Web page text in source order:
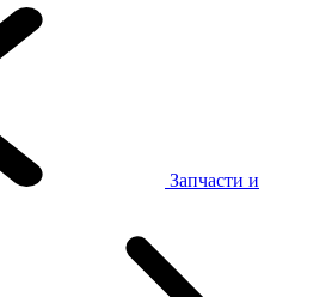
Запчасти и